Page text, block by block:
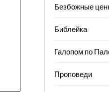
Безбожные
Библейка
Галопом по
Проповеди